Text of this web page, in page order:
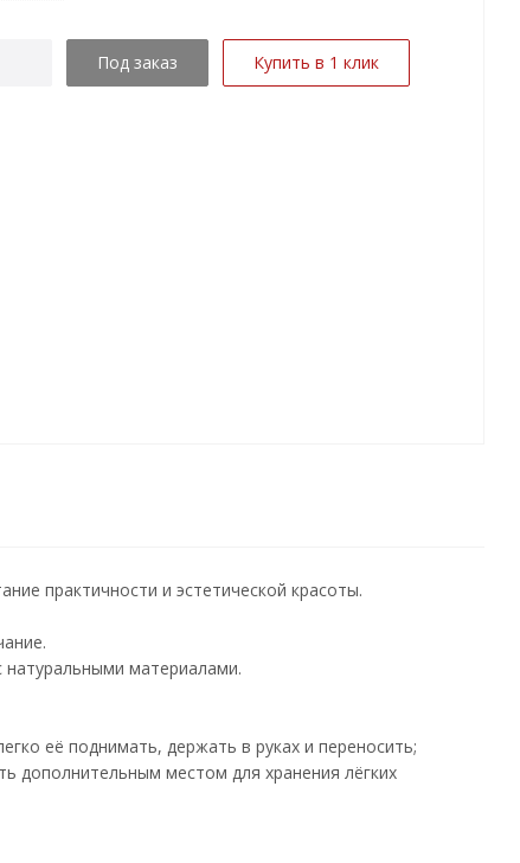
Под заказ Купить в 1 клик
практичности и эстетической красоты.
материалами.
её поднимать, держать в руках и переносить;
дополнительным местом для хранения лёгких